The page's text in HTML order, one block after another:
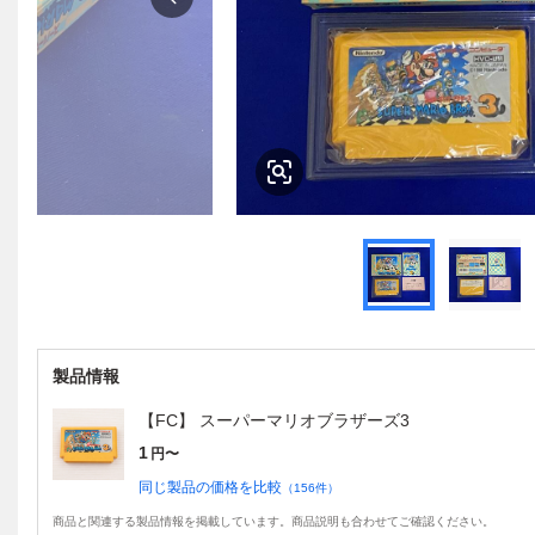
製品情報
【FC】 スーパーマリオブラザーズ3
1 円〜
同じ製品の価格を比較 （156件）
商品と関連する製品情報を掲載しています。商品説明も合わせてご確認ください。